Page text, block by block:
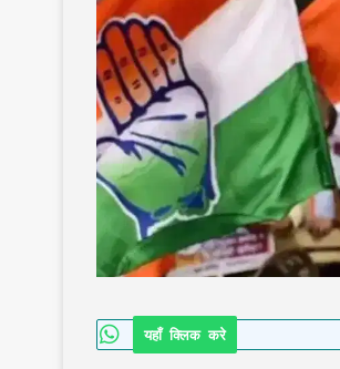
यहाँ क्लिक करे